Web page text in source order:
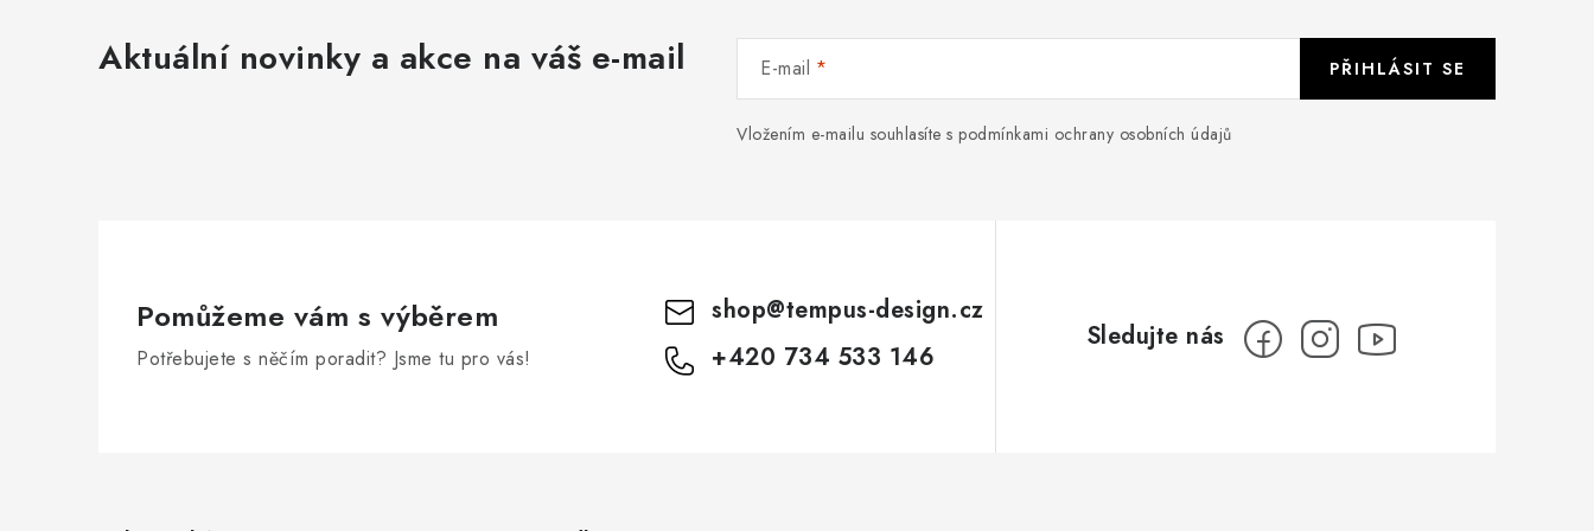
Aktuální novinky a akce na váš e-mail E-mail
Vložením e-mailu souhlasíte s podmínkami ochrany osobních údajů
PŘIHLÁSIT SE
Pomůžeme vám s výběrem
Potřebujete s něčím poradit? Jsme tu pro vás!
shop@tempus-design.cz
+420 734 533 146